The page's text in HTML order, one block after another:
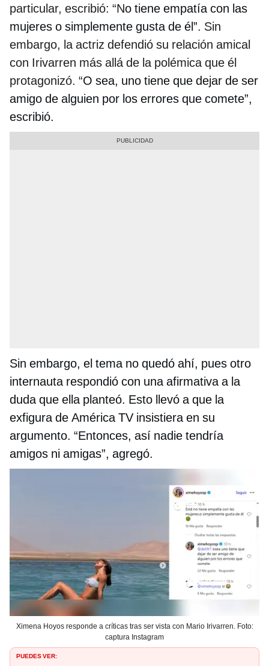
particular, escribió: “No tiene empatía con las
mujeres o simplemente gusta de él”. Sin
embargo, la actriz defendió su relación amical
con Irivarren más allá de la polémica que él
protagonizó. “O sea, uno tiene que dejar de ser
amigo de alguien por los errores que comete”,
escribió.
Sin embargo, el tema no quedó ahí, pues otro
internauta respondió con una afirmativa a la
duda que ella planteó. Esto llevó a que la
exfigura de América TV insistiera en su
argumento. “Entonces, así nadie tendría
amigos ni amigas”, agregó.
Ximena Hoyos responde a críticas tras ser vista con Mario Irivarren. Foto:
captura Instagram
PUEDES VER: